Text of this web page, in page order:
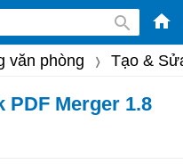
-
văn phòng Tạo &
PDF Merger 1.8